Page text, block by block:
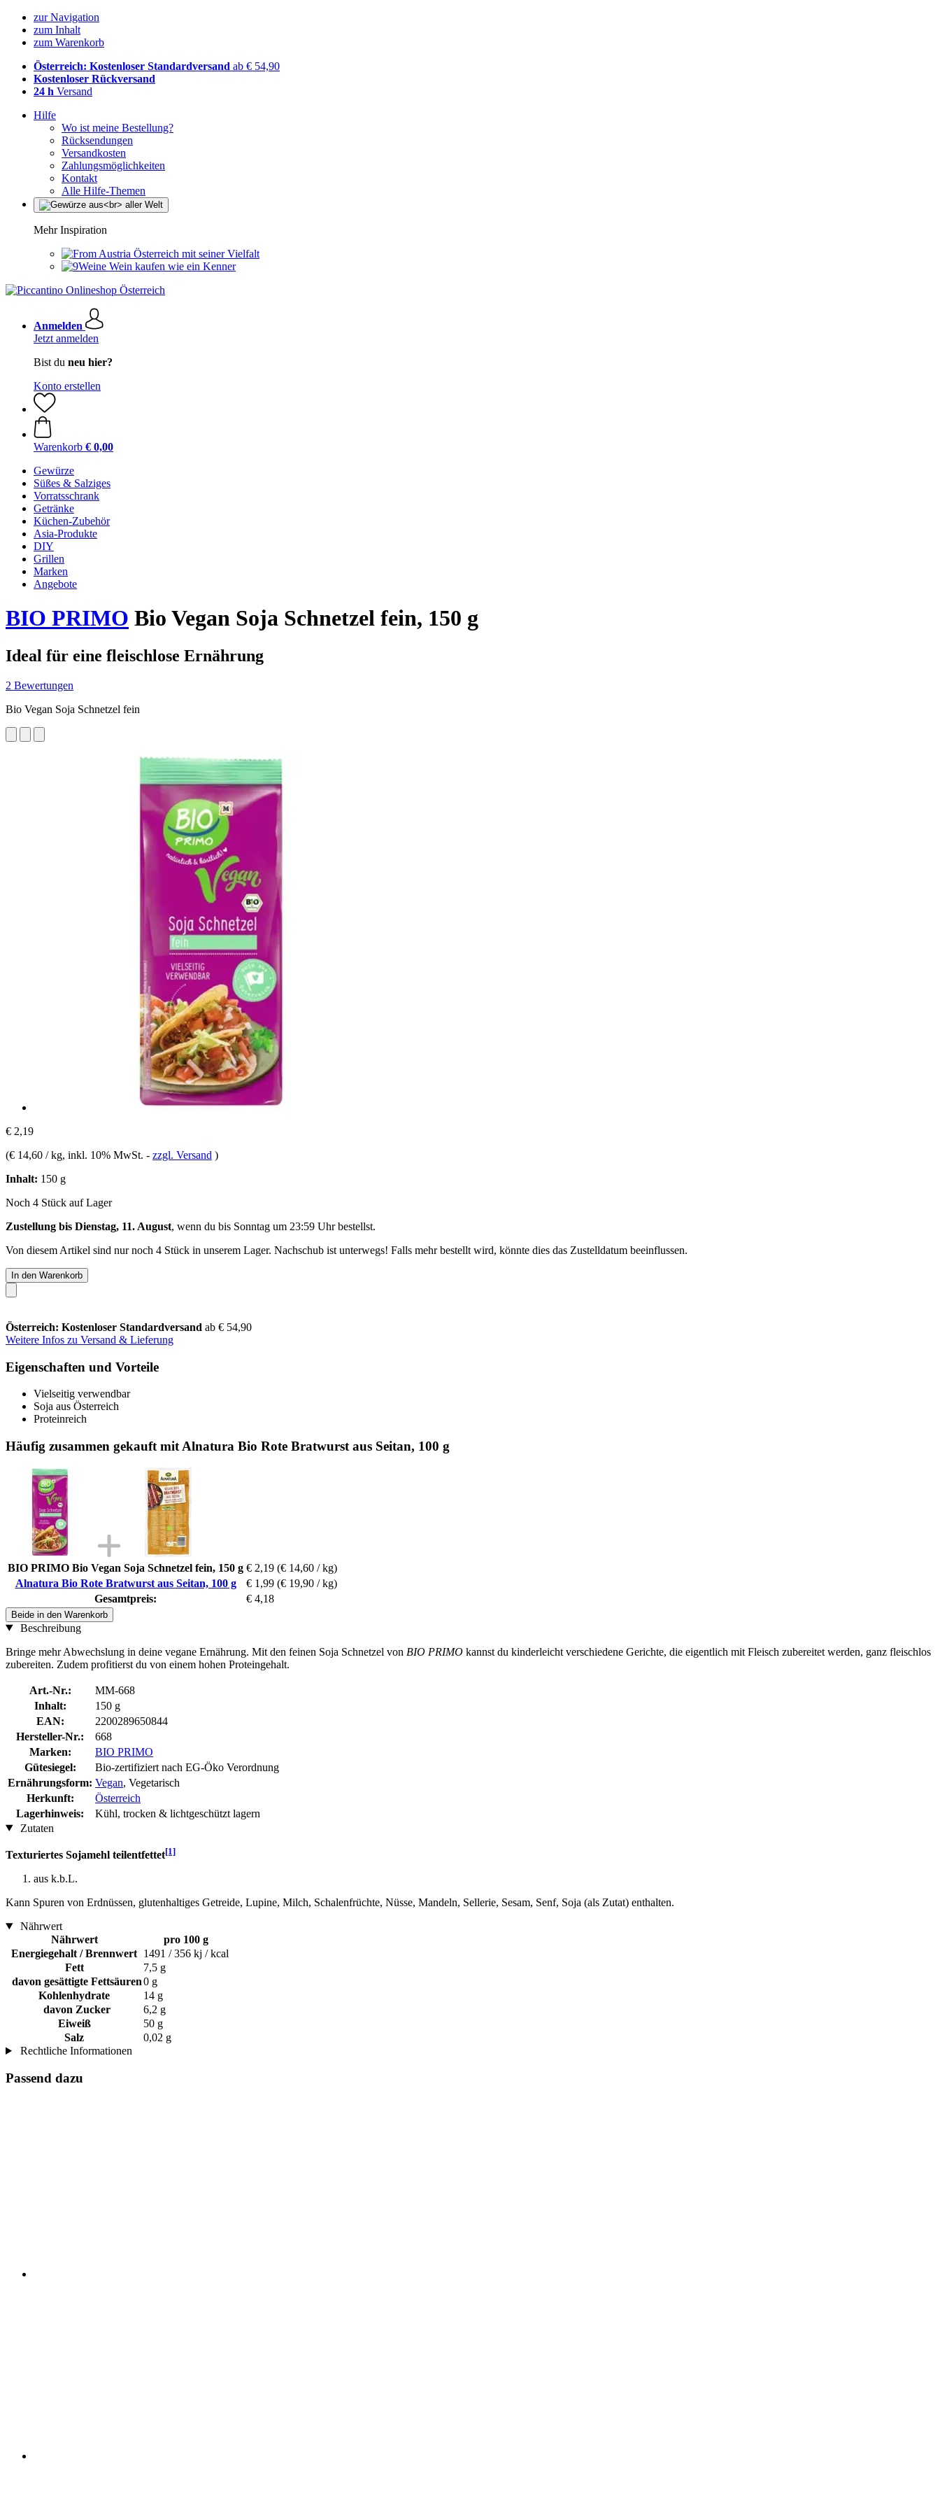
zur Navigation
zum Inhalt
zum Warenkorb
Österreich: Kostenloser Standardversand ab € 54,90
Kostenloser Rückversand
24 h Versand
Hilfe
Wo ist meine Bestellung?
Rücksendungen
Versandkosten
Zahlungsmöglichkeiten
Kontakt
Alle Hilfe-Themen
Mehr Inspiration
Österreich mit seiner Vielfalt
Wein kaufen wie ein Kenner
Anmelden
Jetzt anmelden
Bist du neu hier?
Konto erstellen
Warenkorb € 0,00
Gewürze
Süßes & Salziges
Vorratsschrank
Getränke
Küchen-Zubehör
Asia-Produkte
DIY
Grillen
Marken
Angebote
BIO PRIMO Bio Vegan Soja Schnetzel fein, 150 g
Ideal für eine fleischlose Ernährung
2 Bewertungen
Bio Vegan Soja Schnetzel fein
€ 2,19
(€ 14,60 / kg, inkl. 10% MwSt. - zzgl. Versand )
Inhalt: 150 g
Noch 4 Stück auf Lager
Zustellung bis Dienstag, 11. August, wenn du bis Sonntag um 23:59 Uhrbestellst.
Von diesem Artikel sind nur noch 4 Stück in unserem Lager. Nachschub ist unterwegs! Falls mehr bestellt wird, könnte dies das Zustelldatum beeinflussen.
In den Warenkorb
Österreich: Kostenloser Standardversand ab € 54,90
Weitere Infos zu Versand & Lieferung
Eigenschaften und Vorteile
Vielseitig verwendbar
Soja aus Österreich
Proteinreich
Häufig zusammen gekauft mit Alnatura Bio Rote Bratwurst aus Seitan, 100 g
BIO PRIMO Bio Vegan Soja Schnetzel fein, 150 g € 2,19 (€ 14,60 / kg)
Alnatura Bio Rote Bratwurst aus Seitan, 100 g
€ 1,99 (€ 19,90 / kg)
Gesamtpreis:
€ 4,18
Beide in den Warenkorb
Beschreibung
Bringe mehr Abwechslung in deine vegane Ernährung. Mit den feinen Soja Schnetzel von BIO PRIMO kannst du kinderleicht verschiedene Gerichte, die eigentlich mit Fleisch zubereitet werden, ganz fleischlos
zubereiten. Zudem profitierst du von einem hohen Proteingehalt.
Art.-Nr.:
MM-668
Inhalt:
150 g
EAN:
2200289650844
Hersteller-Nr.:
668
Marken:
BIO PRIMO
Gütesiegel:
Bio-zertifiziert nach EG-Öko Verordnung
Ernährungsform: Vegan, Vegetarisch
Herkunft:
Österreich
Lagerhinweis:
Kühl, trocken & lichtgeschützt lagern
Zutaten
Texturiertes Sojamehl teilentfettet[1]
aus k.b.L.
Kann Spuren von Erdnüssen, glutenhaltiges Getreide, Lupine, Milch, Schalenfrüchte, Nüsse, Mandeln, Sellerie, Sesam, Senf, Soja (als Zutat) enthalten.
Nährwert
Nährwert
pro 100 g
Energiegehalt / Brennwert 1491 / 356 kj / kcal
Fett
7,5 g
davon gesättigte Fettsäuren0 g
Kohlenhydrate
14 g
davon Zucker
6,2 g
Eiweiß
50 g
Salz
0,02 g
Rechtliche Informationen
Passend dazu